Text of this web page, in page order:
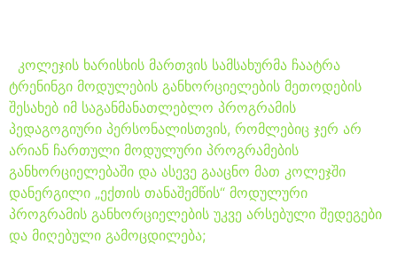
კოლეჯის ხარისხის მართვის სამსახურმა ჩაატრა
ტრენინგი მოდულების განხორციელების მეთოდების
შესახებ იმ საგანმანათლებლო პროგრამის
პედაგოგიური პერსონალისთვის, რომლებიც ჯერ არ
არიან ჩართული მოდულური პროგრამების
განხორციელებაში და ასევე გააცნო მათ კოლეჯში
დანერგილი „ექთის თანაშემწის“ მოდულური
პროგრამის განხორციელების უკვე არსებული შედეგები
და მიღებული გამოცდილება;